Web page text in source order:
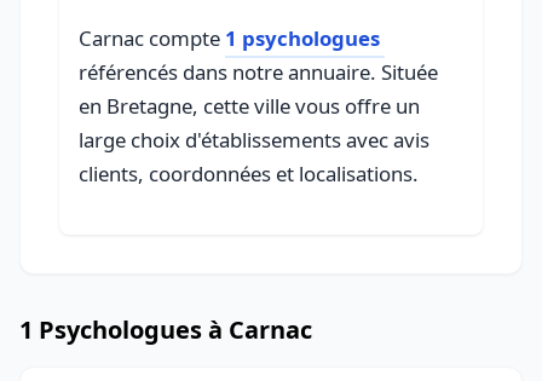
Carnac compte 1 psychologues
référencés dans notre annuaire. Située
en Bretagne, cette ville vous offre un
large choix d'établissements avec avis
clients, coordonnées et localisations.
1 Psychologues à Carnac